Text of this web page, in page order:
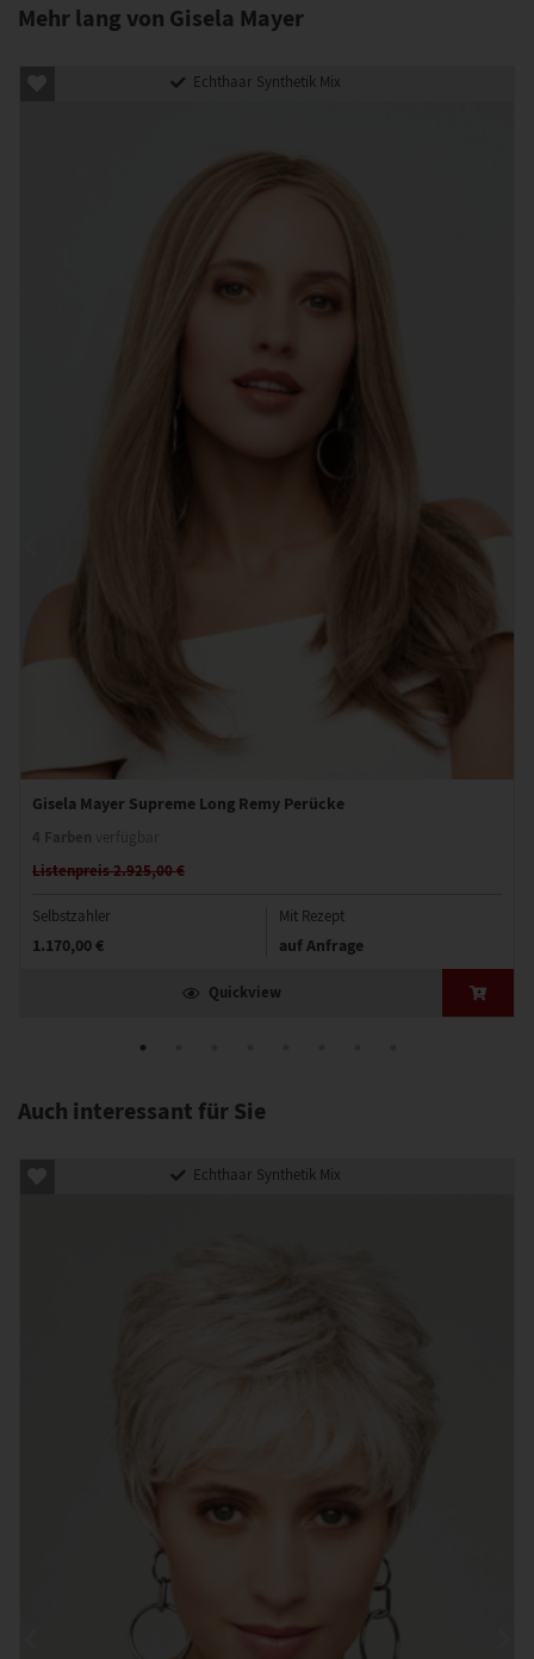
Mehr lang von Gisela Mayer
Echthaar Synthetik Mix
Gisela Mayer Supreme Long Remy Perücke
Listenpreis 2.925,00 €
Selbstzahler
1.170,00 €
Mit Rezept
auf Anfrage
Quickview
Auch interessant für Sie
Echthaar Synthetik Mix